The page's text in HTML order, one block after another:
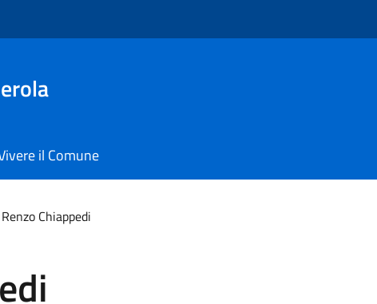
il Comune
Renzo Chiappedi